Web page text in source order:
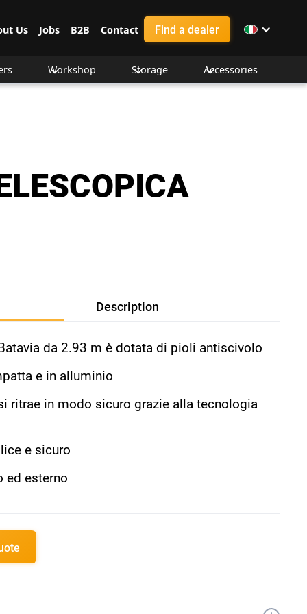
Us Jobs B2B Contact Find a dealer
Workshop Storage Accessories
Description
da 2.93 m è dotata di pioli antiscivolo
e in alluminio
ritrae in modo sicuro grazie alla tecnologia
e sicuro
ed esterno